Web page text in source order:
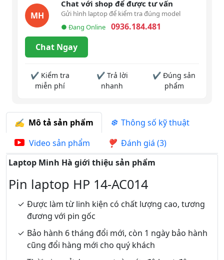
MH
Chat với shop để được tư vấn
Gửi hình laptop để kiểm tra đúng model
● Đang Online
0936.184.481
Chat Ngay
✔ Kiểm tra
miễn phí
✔ Trả lời
nhanh
✔ Đúng sản
phẩm
Mô tả sản phẩm
Thông số kỹ thuật
Video sản phẩm
Đánh giá (3)
Laptop Minh Hà giới thiệu sản phẩm
Pin laptop HP 14-AC014
Được làm từ linh kiện có chất lượng cao, tương
đương với pin gốc
Bảo hành 6 tháng đổi mới, còn 1 ngày bảo hành
cũng đổi hàng mới cho quý khách